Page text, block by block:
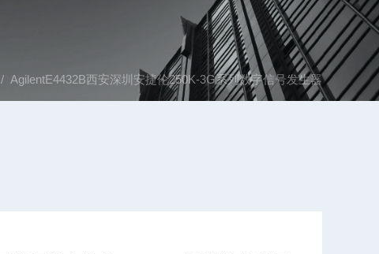
/ AgilentE4432B西安深圳安捷伦250K-3G系列数字信号发生器